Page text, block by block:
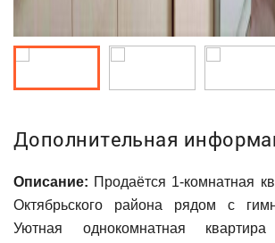
Дополнительная
Описание: Продаётся 1-комнатная
Октябрьского района рядом с
Уютная однокомнатная